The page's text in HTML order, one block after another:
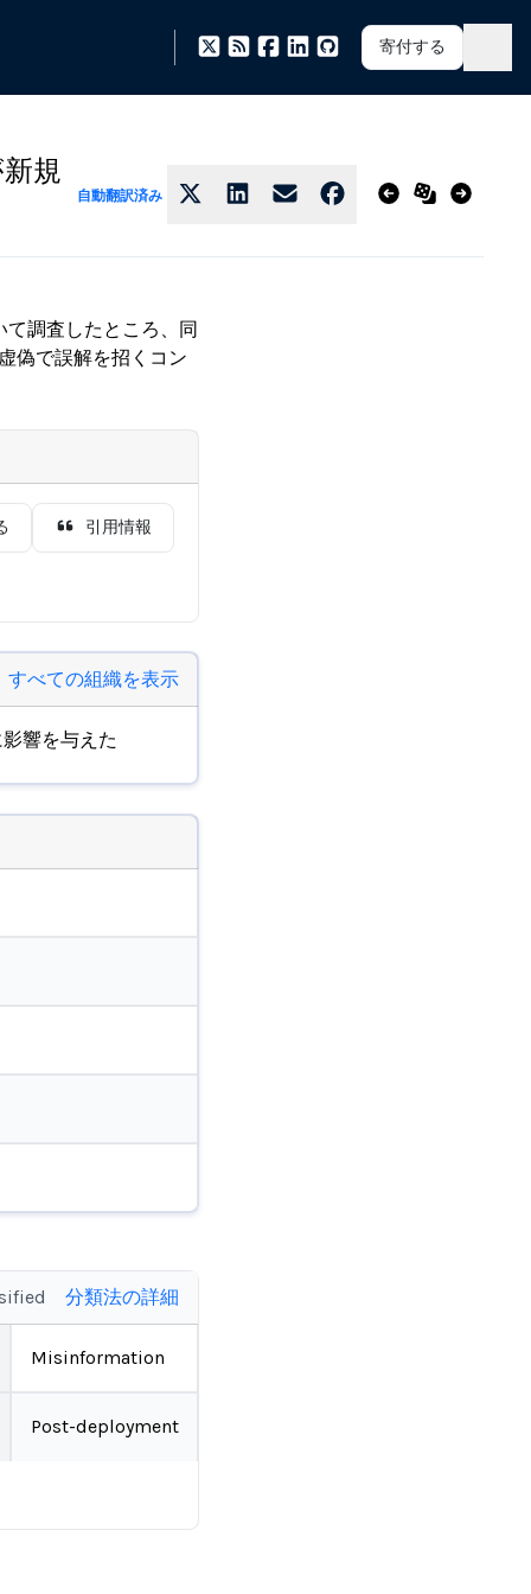
寄付する
規
自動翻訳済み
調査したところ、同
偽で誤解を招くコン
引用情報
すべての組織を表示
響を与えた
分類法の詳細
Misinformation
Post-deployment